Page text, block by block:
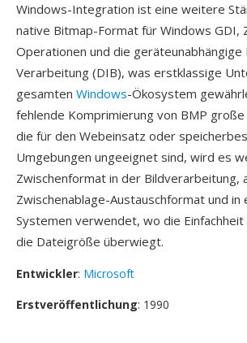
Windows-Integration ist eine weitere
native Bitmap-Format für Windows GDI,
Operationen und die geräteunabhängige
Verarbeitung (DIB), was erstklassige
gesamten Windows-Ökosystem
fehlende Komprimierung von BMP
die für den Webeinsatz oder
Umgebungen ungeeignet sind, wird es
Zwischenformat in der Bildverarbeitung,
Zwischenablage-Austauschformat und
Systemen verwendet, wo die
die Dateigröße überwiegt.
Entwickler: Microsoft
Erstveröffentlichung: 1990